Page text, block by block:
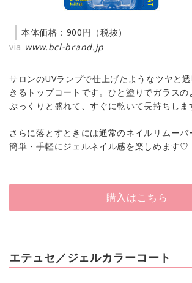
本体価格：900円（税抜）
via www.bcl-brand.jp
サロンのUVランプで仕上げたようなツヤと
きるトップコートです。ひと塗りでガラス
ぷっくりと盛れて、すぐに乾いて長持ちしま
さらに落とすときには通常のネイルリムー
簡単・手軽にジェルネイル感を楽しめます♡
購入はこちら
エテュセ／ジェルカラーコート